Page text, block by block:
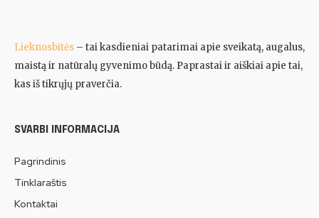
Lieknosbitės – tai kasdieniai patarimai apie sveikatą, augalus,
maistą ir natūralų gyvenimo būdą. Paprastai ir aiškiai apie tai,
kas iš tikrųjų praverčia.
SVARBI INFORMACIJA
Pagrindinis
Tinklaraštis
Kontaktai